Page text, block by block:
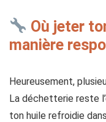
Où jeter
manière
Heureusement,
La déchetterie reste
ton huile refroidie